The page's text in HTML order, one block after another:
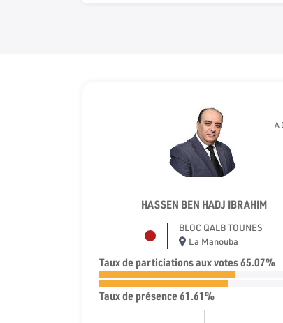
A
HASSEN BEN HADJ IBRAHIM
BLOC QALB TOUNES
La Manouba
Taux de particiations aux votes 65.07%
Taux de présence 61.61%